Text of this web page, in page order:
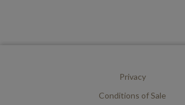
Privacy
Conditions of Sale